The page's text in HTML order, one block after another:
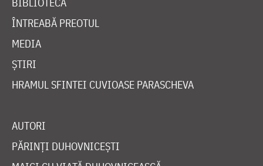
BIBLIOTECĂ
ÎNTREABĂ PREOTUL
MEDIA
ȘTIRI
HRAMUL SFINTEI CUVIOASE PARASCHEVA
AUTORI
PĂRINȚI DUHOVNICEȘTI